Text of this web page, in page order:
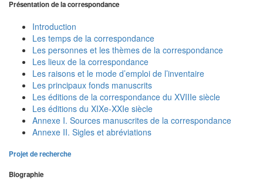
Présentation de la correspondance
Introduction
Les temps de la correspondance
Les personnes et les thèmes de la correspondance
Les lieux de la correspondance
Les raisons et le mode d’emploi de l’inventaire
Les principaux fonds manuscrits
Les éditions de la correspondance du XVIIIe siècle
Les éditions du XIXe-XXIe siècle
Annexe I. Sources manuscrites de la correspondance
Annexe II. Sigles et abréviations
Projet de recherche
Biographie